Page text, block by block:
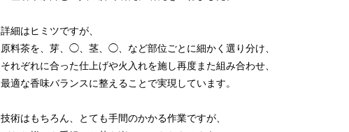
詳細はヒミツですが、
原料茶を、芽、◯、茎、◯、など部位ごとに細かく選り分け、
それぞれに合った仕上げや火入れを施し再度また組み合わせ、
最適な香味バランスに整えることで実現しています。
技術はもちろん、とても手間のかかる作業ですが、